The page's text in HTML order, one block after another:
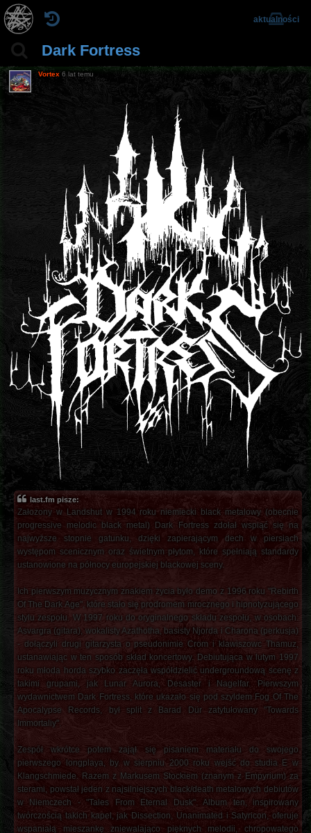
Dark Fortress
aktualności
Vortex 6 lat temu
last.fm pisze:
Założony w Landshut w 1994 roku niemiecki black metalowy (obecnie
progressive melodic black metal) Dark Fortress zdołał wspiąć się na
najwyższe stopnie gatunku, dzięki zapierającym dech w piersiach
występom scenicznym oraz świetnym płytom, które spełniają standardy
ustanowione na północy europejskiej blackowej sceny.
Ich pierwszym muzycznym znakiem życia było demo z 1996 roku "Rebirth
Of The Dark Age", które stało się prodromem mrocznego i hipnotyzującego
stylu zespołu. W 1997 roku do oryginalnego składu zespołu, w osobach:
Asvargra (gitara), wokalisty Azathotha, basisty Njorda i Charona (perkusja)
- dołączyli drugi gitarzysta o pseudonimie Crom i klawiszowc Thamuz,
ustanawiając w ten sposób skład koncertowy. Debiutująca w lutym 1997
roku młoda horda szybko zaczęła współdzielić undergroundową scenę z
takimi grupami, jak Lunar Aurora, Desaster i Nagelfar. Pierwszym
wydawnictwem Dark Fortress, które ukazało się pod szyldem Fog Of The
Apocalypse Records, był split z Barad Dür zatytułowany "Towards
Immortaliy".
Zespół wkrótce potem zajął się pisaniem materiału do swojego
pierwszego longplaya, by w sierpniu 2000 roku wejść do studia E w
Klangschmiede. Razem z Markusem Stockiem (znanym z Empyrium) za
sterami, powstał jeden z najsilniejszych black/death metalowych debiutów
w Niemczech - "Tales From Eternal Dusk". Album ten, inspirowany
twórczością takich kapel, jak Dissection, Unanimated i Satyricon, oferuje
wspaniałą mieszankę zniewalająco pięknych melodii, chropowatego